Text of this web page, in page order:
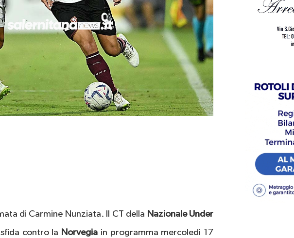
di Carmine Nunziata. Il CT della Nazionale Under
contro la Norvegia in programma mercoledì 17